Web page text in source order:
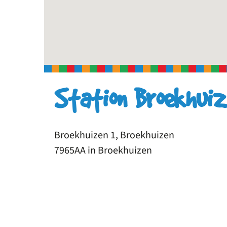
Station
Broekhuizen 1, Broekhuizen
7965AA in Broekhuizen